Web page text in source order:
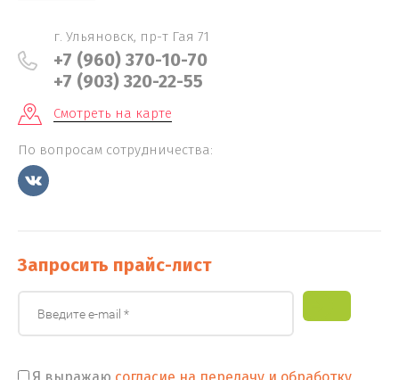
г. Ульяновск, пр-т Гая 71
+7 (960) 370-10-70
+7 (903) 320-22-55
Смотреть на карте
По вопросам сотрудничества:
Запросить прайс-лист